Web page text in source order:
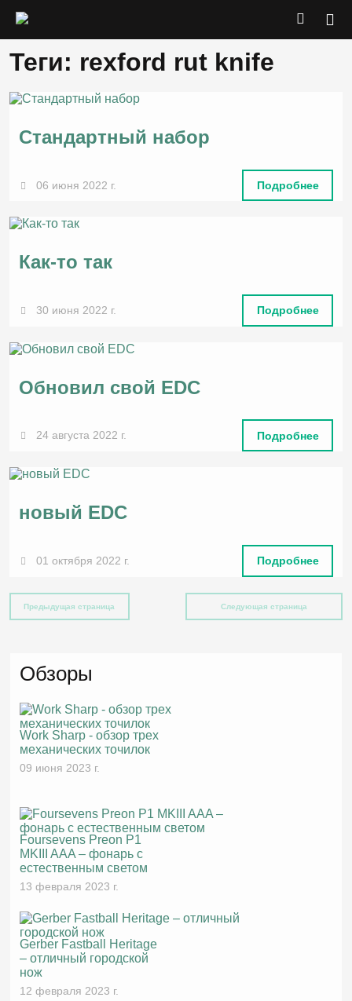
Теги: rexford rut knife
Стандартный набор
06 июня 2022 г. Подробнее
Как-то так
30 июня 2022 г. Подробнее
Обновил свой EDC
24 августа 2022 г. Подробнее
новый EDC
01 октября 2022 г. Подробнее
Предыдущая страница Следующая страница
Обзоры
Work Sharp - обзор трех
механических точилок
09 июня 2023 г.
Foursevens Preon P1
MKIII AAA – фонарь с
естественным светом
13 февраля 2023 г.
Gerber Fastball Heritage
– отличный городской
нож
12 февраля 2023 г.